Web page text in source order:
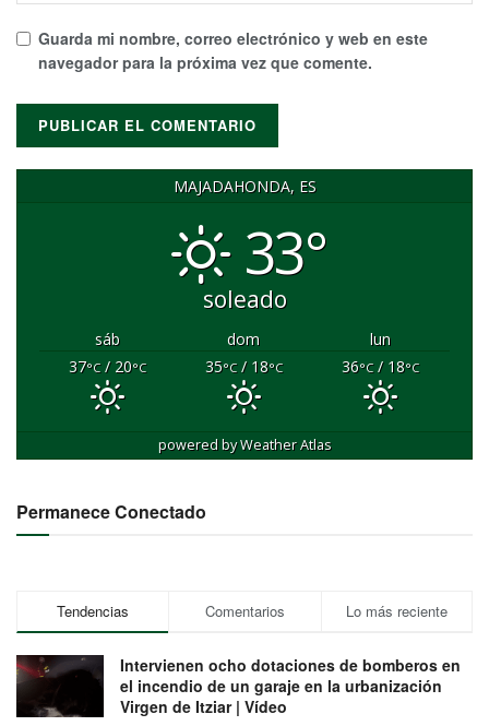
Guarda mi nombre, correo electrónico y web en este
navegador para la próxima vez que comente.
MAJADAHONDA, ES
33°
soleado
sáb dom
lun
37°C/ 20°C 35°C/ 18°C 36°C/ 18°C
powered byWeather Atlas
Permanece Conectado
Tendencias Comentarios Lo más reciente
Intervienen ocho dotaciones de bomberos en
el incendio de un garaje en la urbanización
Virgen de Itziar | Vídeo